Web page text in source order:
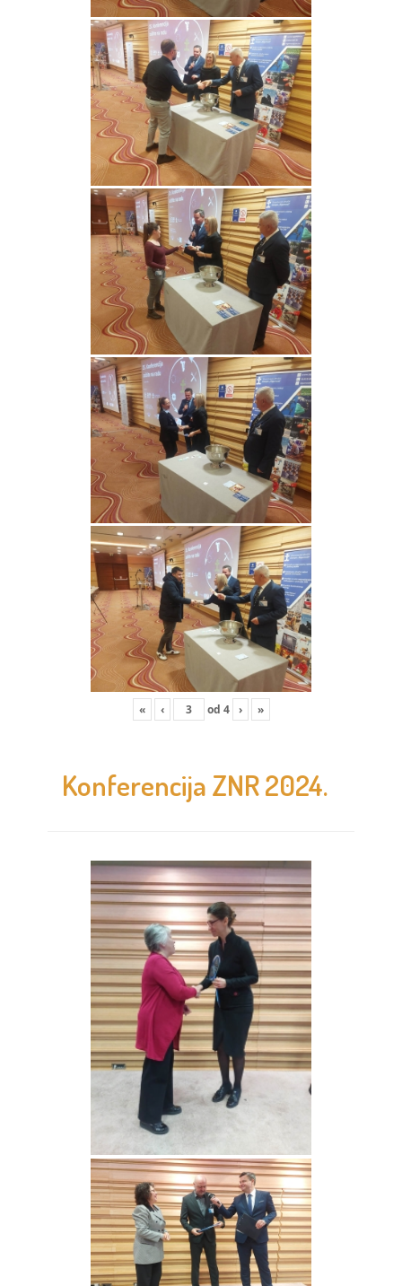
« ‹ od 4 › »
Konferencija ZNR 2024.